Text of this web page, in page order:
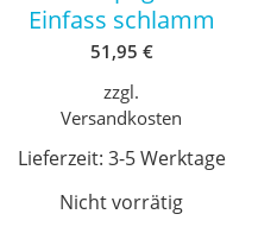
Einfass schlamm
51,95 €
zzgl.
Versandkosten
Lieferzeit: 3-5 Werktage
Nicht vorrätig